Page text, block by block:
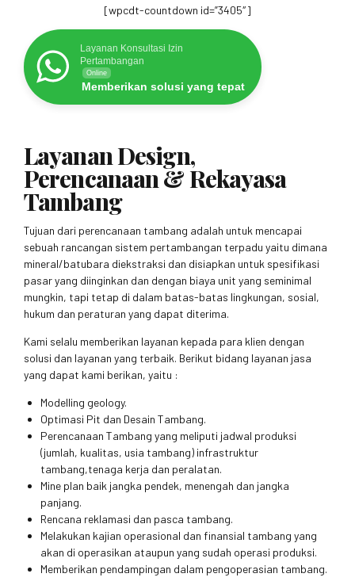
[wpcdt-countdown id=”3405″]
Layanan Konsultasi Izin
Pertambangan
Online
Memberikan solusi yang tepat
Layanan Design,
Perencanaan & Rekayasa
Tambang
Tujuan dari perencanaan tambang adalah untuk mencapai
sebuah rancangan sistem pertambangan terpadu yaitu dimana
mineral/batubara diekstraksi dan disiapkan untuk spesifikasi
pasar yang diinginkan dan dengan biaya unit yang seminimal
mungkin, tapi tetap di dalam batas-batas lingkungan, sosial,
hukum dan peraturan yang dapat diterima.
Kami selalu memberikan layanan kepada para klien dengan
solusi dan layanan yang terbaik. Berikut bidang layanan jasa
yang dapat kami berikan, yaitu :
Modelling geology.
Optimasi Pit dan Desain Tambang.
Perencanaan Tambang yang meliputi jadwal produksi
(jumlah, kualitas, usia tambang) infrastruktur
tambang,tenaga kerja dan peralatan.
Mine plan baik jangka pendek, menengah dan jangka
panjang.
Rencana reklamasi dan pasca tambang.
Melakukan kajian operasional dan finansial tambang yang
akan di operasikan ataupun yang sudah operasi produksi.
Memberikan pendampingan dalam pengoperasian tambang.